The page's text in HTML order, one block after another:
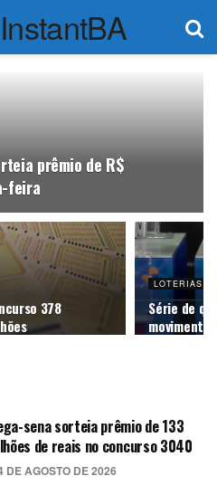
prêmio de R$
feira
378
LOTERIAS
Série de
movimenta
sena sorteia prêmio de 133
de reais no concurso 3040
DE AGOSTO DE 2026